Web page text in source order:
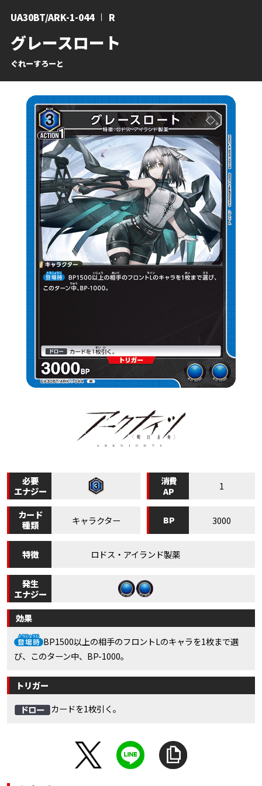
グレースロート
ぐれーすろーと
UA30BT/ARK-1-044 R
必要
エナジー
消費
AP
1
カード
種類
キャラクター BP 3000
特徴 ロドス・アイランド製薬
発生
エナジー
効果
BP1500以上の相手のフロントLのキャラを1枚まで選
び、このターン中、BP-1000。
トリガー
カードを1枚引く。